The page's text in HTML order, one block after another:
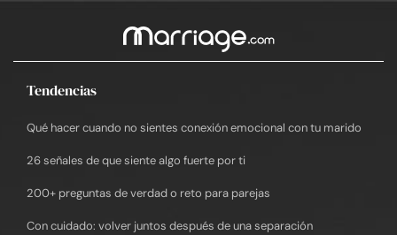
Tendencias
Qué hacer cuando no sientes conexión emocional con tu marido
26 señales de que siente algo fuerte por ti
200+ preguntas de verdad o reto para parejas
Con cuidado: volver juntos después de una separación